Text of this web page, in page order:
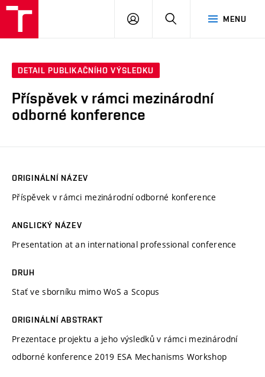
MENU
PŘIHLÁSIT
DETAIL PUBLIKAČNÍHO VÝSLEDKU
Příspěvek v rámci mezinárodní
odborné konference
ORIGINÁLNÍ NÁZEV
Příspěvek v rámci mezinárodní odborné konference
ANGLICKÝ NÁZEV
Presentation at an international professional conference
DRUH
Stať ve sborníku mimo WoS a Scopus
ORIGINÁLNÍ ABSTRAKT
Prezentace projektu a jeho výsledků v rámci mezinárodní
odborné konference 2019 ESA Mechanisms Workshop